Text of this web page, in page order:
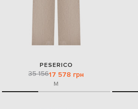
PESERICO
35 15617 578 грн
M